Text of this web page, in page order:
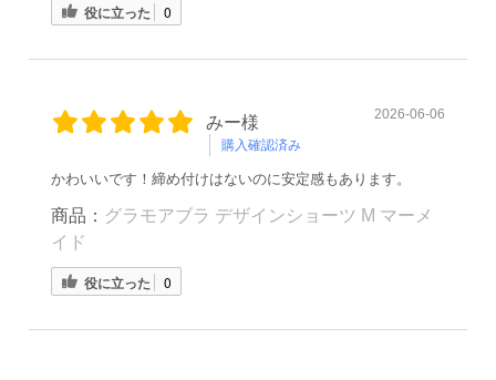
役に立った 0
みー様
購入確認済み
2026-06-06
かわいいです！締め付けはないのに安定感もあります。
商品： グラモアブラ デザインショーツ M マーメ
イド
役に立った 0